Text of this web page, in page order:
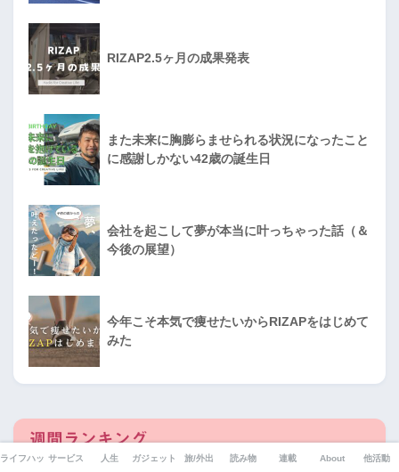
RIZAP2.5ヶ月の成果発表
また未来に胸膨らませられる状況になったこと
に感謝しかない42歳の誕生日
会社を起こして夢が本当に叶っちゃった話（＆
今後の展望）
今年こそ本気で痩せたいからRIZAPをはじめて
みた
週間ランキング
ライフハックサービス 人生 ガジェット 旅/外出 読み物 連載 About 他活動